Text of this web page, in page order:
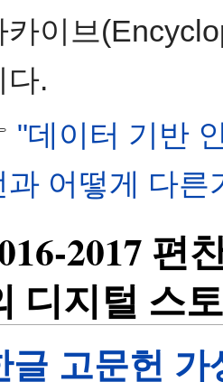
카이브
다.
"데이터 기반
과 어떻게 다른
2017 편
디지털 스
글 고문헌 가